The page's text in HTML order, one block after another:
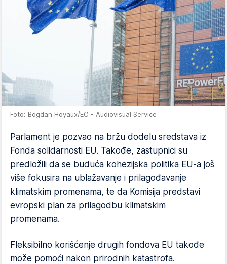
Foto: Bogdan Hoyaux/EC - Audiovisual Service
Parlament je pozvao na bržu dodelu sredstava iz
Fonda solidarnosti EU. Takođe, zastupnici su
predložili da se buduća kohezijska politika EU-a još
više fokusira na ublažavanje i prilagođavanje
klimatskim promenama, te da Komisija predstavi
evropski plan za prilagodbu klimatskim
promenama.
Fleksibilno korišćenje drugih fondova EU takođe
može pomoći nakon prirodnih katastrofa.